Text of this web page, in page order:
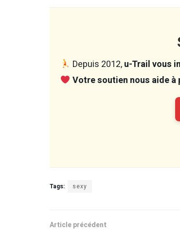
Depuis 2012,u-Trail vous
Votre soutien nous aide
Tags: sexy
Article précédent